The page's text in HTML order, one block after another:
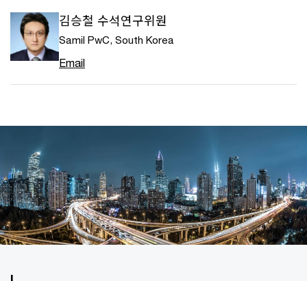
김승철 수석연구위원
Samil PwC, South Korea
Email